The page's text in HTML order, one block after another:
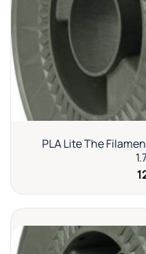
PLA Lite The